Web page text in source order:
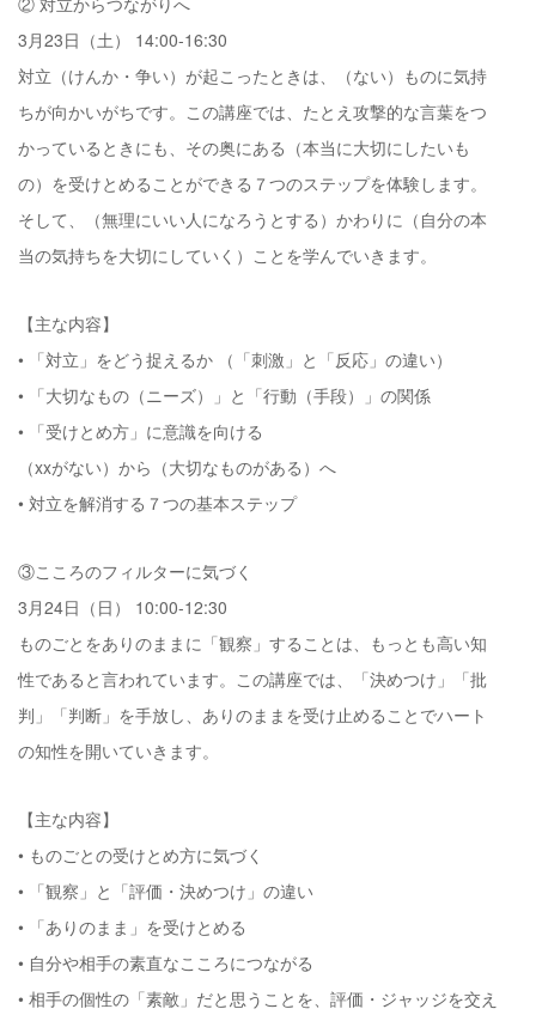
3月23日（土） 14:00-16:30
対立（けんか・争い）が起こったときは、（ない）ものに気持
ちが向かいがちです。この講座では、たとえ攻撃的な言葉をつ
かっているときにも、その奥にある（本当に大切にしたいも
の）を受けとめることができる７つのステップを体験します。
そして、（無理にいい人になろうとする）かわりに（自分の本
当の気持ちを大切にしていく）ことを学んでいきます。
【主な内容】
• 「対立」をどう捉えるか （「刺激」と「反応」の違い）
• 「大切なもの（ニーズ）」と「行動（手段）」の関係
• 「受けとめ方」に意識を向ける
（xxがない）から（大切なものがある）へ
• 対立を解消する７つの基本ステップ
③こころのフィルターに気づく
3月24日（日） 10:00-12:30
ものごとをありのままに「観察」することは、もっとも高い知
性であると言われています。この講座では、「決めつけ」「批
判」「判断」を手放し、ありのままを受け止めることでハート
の知性を開いていきます。
【主な内容】
• ものごとの受けとめ方に気づく
• 「観察」と「評価・決めつけ」の違い
• 「ありのまま」を受けとめる
• 自分や相手の素直なこころにつながる
• 相手の個性の「素敵」だと思うことを、評価・ジャッジを交え